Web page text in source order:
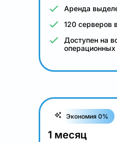
Аренда
120 серверов
Доступен на
операционных
Экономия 0%
1 месяц